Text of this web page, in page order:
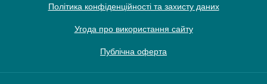
Політика конфіденційності та захисту даних
Угода про використання сайту
Публічна оферта